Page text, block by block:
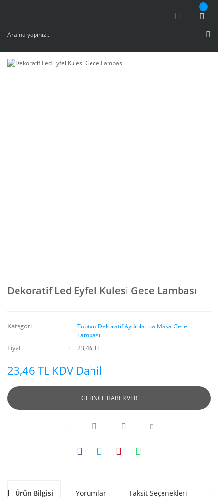
Dekoratif Led Eyfel Kulesi Gece Lambası
Kategori
Toptan Dekoratif Aydınlatma Masa Gece
Lambası
Fiyat 23,46 TL
23,46 TL KDV Dahil
GELİNCE HABER VER
Ürün Bilgisi Yorumlar Taksit Seçenekleri